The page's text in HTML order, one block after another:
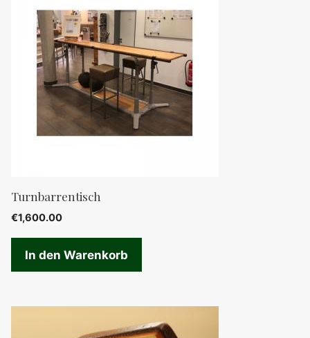
Turnbarrentisch
€1,600.00
In den Warenkorb